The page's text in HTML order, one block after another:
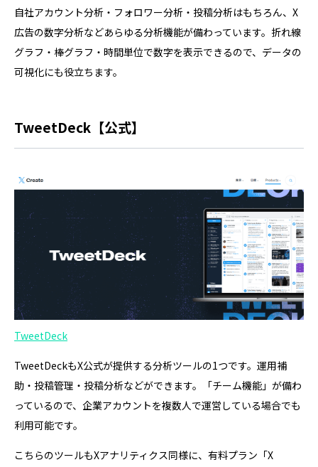
自社アカウント分析・フォロワー分析・投稿分析はもちろん、X
広告の数字分析などあらゆる分析機能が備わっています。折れ線
グラフ・棒グラフ・時間単位で数字を表示できるので、データの
可視化にも役立ちます。
TweetDeck【公式】
TweetDeck
TweetDeckもX公式が提供する分析ツールの1つです。運用補
助・投稿管理・投稿分析などができます。「チーム機能」が備わ
っているので、企業アカウントを複数人で運営している場合でも
利用可能です。
こちらのツールもXアナリティクス同様に、有料プラン「X